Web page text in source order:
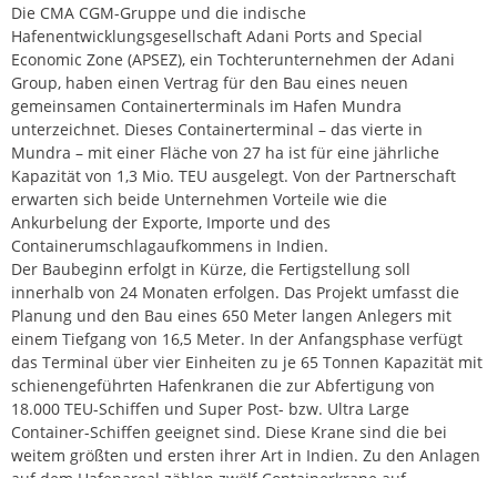
Die CMA CGM-Gruppe und die indische
Hafenentwicklungsgesellschaft Adani Ports and Special
Economic Zone (APSEZ), ein Tochterunternehmen der Adani
Group, haben einen Vertrag für den Bau eines neuen
gemeinsamen Containerterminals im Hafen Mundra
unterzeichnet. Dieses Containerterminal – das vierte in
Mundra – mit einer Fläche von 27 ha ist für eine jährliche
Kapazität von 1,3 Mio. TEU ausgelegt. Von der Partnerschaft
erwarten sich beide Unternehmen Vorteile wie die
Ankurbelung der Exporte, Importe und des
Containerumschlagaufkommens in Indien.
Der Baubeginn erfolgt in Kürze, die Fertigstellung soll
innerhalb von 24 Monaten erfolgen. Das Projekt umfasst die
Planung und den Bau eines 650 Meter langen Anlegers mit
einem Tiefgang von 16,5 Meter. In der Anfangsphase verfügt
das Terminal über vier Einheiten zu je 65 Tonnen Kapazität mit
schienengeführten Hafenkranen die zur Abfertigung von
18.000 TEU-Schiffen und Super Post- bzw. Ultra Large
Container-Schiffen geeignet sind. Diese Krane sind die bei
weitem größten und ersten ihrer Art in Indien. Zu den Anlagen